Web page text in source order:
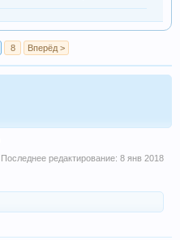
8 Вперёд >
Последнее редактирование: 8 янв 2018